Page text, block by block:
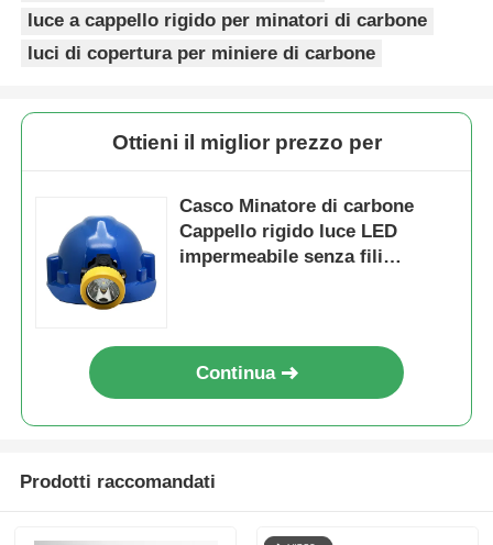
luce a cappello rigido per minatori di carbone
luci di copertura per miniere di carbone
Ottieni il miglior prezzo per
Casco Minatore di carbone
Cappello rigido luce LED
impermeabile senza fili
Continua
Prodotti raccomandati